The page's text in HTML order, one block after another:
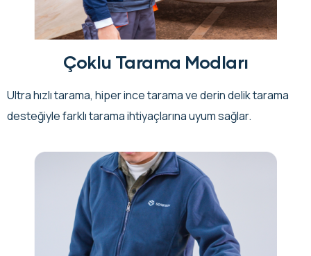
Çoklu Tarama Modları
Ultra hızlı tarama, hiper ince tarama ve derin delik tarama
desteğiyle farklı tarama ihtiyaçlarına uyum sağlar.